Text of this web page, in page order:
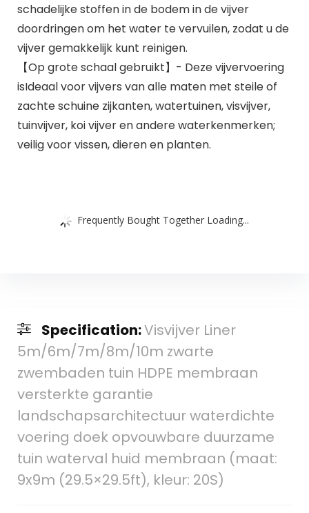
schadelijke stoffen in de bodem in de vijver
doordringen om het water te vervuilen, zodat u de
vijver gemakkelijk kunt reinigen.
【Op grote schaal gebruikt】- Deze vijvervoering
isIdeaal voor vijvers van alle maten met steile of
zachte schuine zijkanten, watertuinen, visvijver,
tuinvijver, koi vijver en andere waterkenmerken;
veilig voor vissen, dieren en planten.
Frequently Bought Together Loading...
Specification:Visvijver Liner
5m/6m/7m/8m/10m zwarte
zwembaden tuin HDPE membraan
versterkte garantie
landschapsarchitectuur waterdichte
voering doek opvouwbare duurzame
tuin waterval huid membraan (maat:
9x9m (29.5×29.5ft), kleur: 20S)